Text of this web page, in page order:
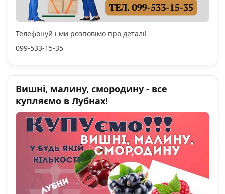
Телефонуй і ми розповімо про деталі!
099-533-15-35
Вишні, малину, смородину - все
купляємо в Лубнах!